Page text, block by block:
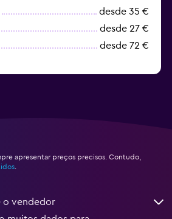
desde 35 €
desde 27 €
desde 72 €
apresentar preços precisos. Contudo,
o vendedor